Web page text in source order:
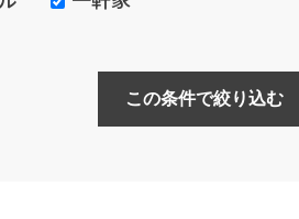
この条件で絞り込む